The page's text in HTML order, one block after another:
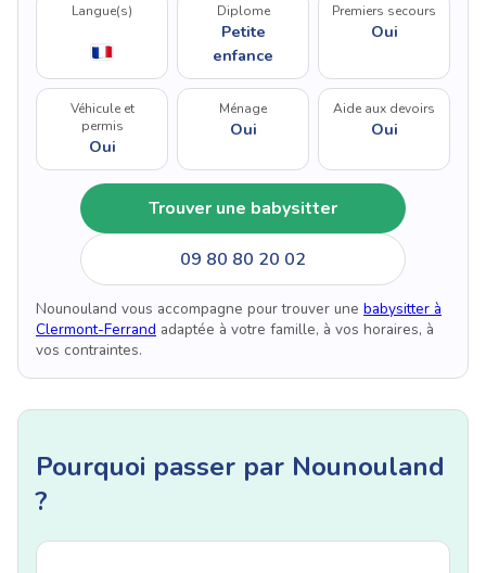
Langue(s) Diplome
Petite
enfance
Premiers secours
Oui
Véhicule et
permis
Oui
Ménage
Oui
Aide aux devoirs
Oui
Trouver une babysitter
09 80 80 20 02
Nounouland vous accompagne pour trouver une babysitter à
Clermont-Ferrand adaptée à votre famille, à vos horaires, à
vos contraintes.
Pourquoi passer par Nounouland
?